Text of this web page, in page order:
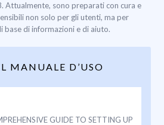
Attualmente, sono preparati con cura e
non solo per gli utenti, ma per
base di informazioni e di aiuto.
MANUALE D’USO
GUIDE TO SETTING UP